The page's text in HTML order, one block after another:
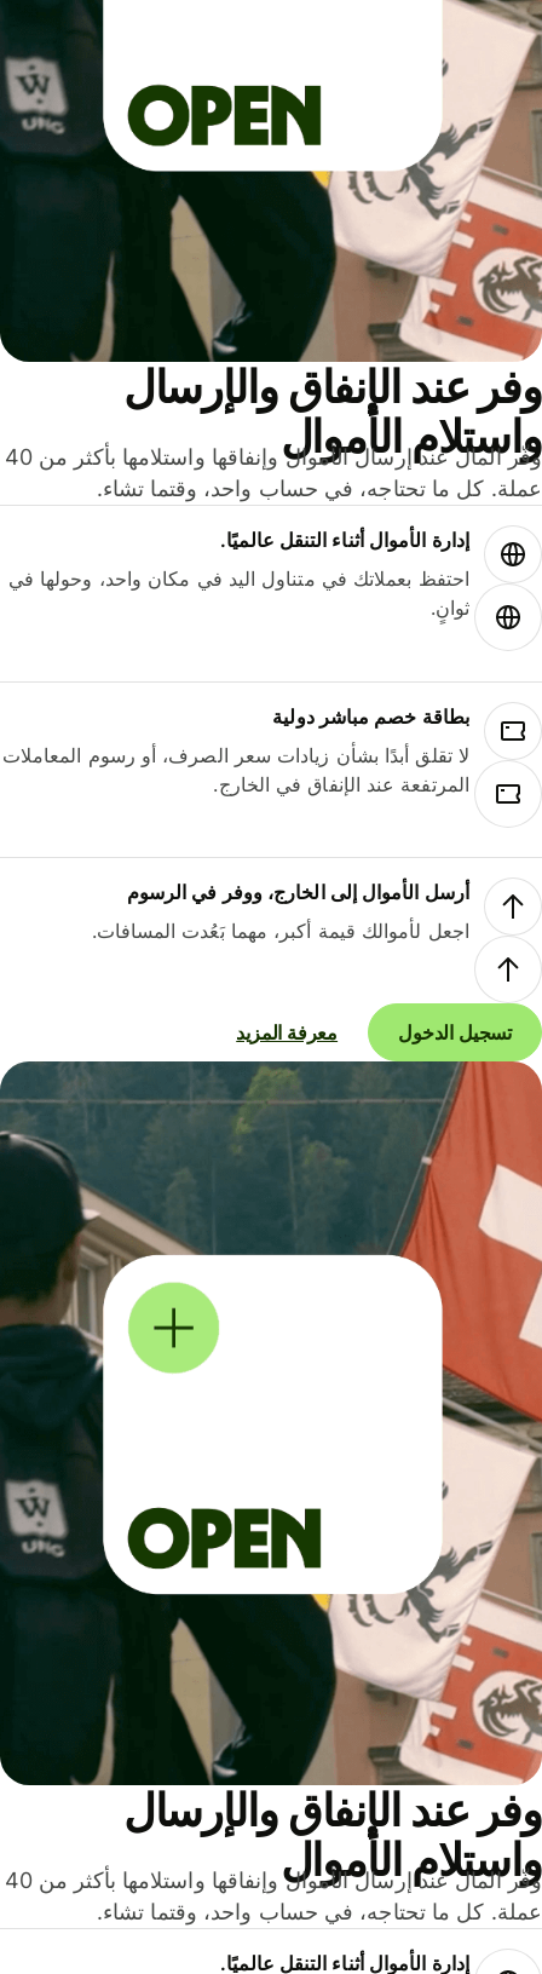
عند الإنفاق والإرسال
الأموال
وفّر المال عند إرسال الأموال وإنفاقها واستلامها بأكثر من 40
كل ما تحتاجه، في حساب واحد، وقتما تشاء.
إدارة الأموال أثناء التنقل عالميًا.
احتفظ بعملاتك في متناول اليد في مكان واحد، وحولها في
ثوانٍ.
بطاقة خصم مباشر دولية
لا تقلق أبدًا بشأن زيادات سعر الصرف، أو رسوم المعاملات
المرتفعة عند الإنفاق في الخارج.
أرسل الأموال إلى الخارج، ووفر في الرسوم
اجعل لأموالك قيمة أكبر، مهما بَعُدت المسافات.
تسجيل الدخول معرفة المزيد
عند الإنفاق والإرسال
الأموال
وفّر المال عند إرسال الأموال وإنفاقها واستلامها بأكثر من 40
كل ما تحتاجه، في حساب واحد، وقتما تشاء.
إدارة الأموال أثناء التنقل عالميًا.